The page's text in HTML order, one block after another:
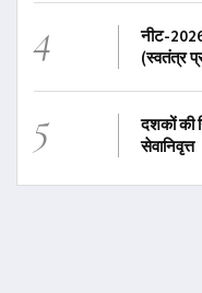
4
नीट-2026
(स्वतंत्र
5
दशकों की
सेवानिवृत्त